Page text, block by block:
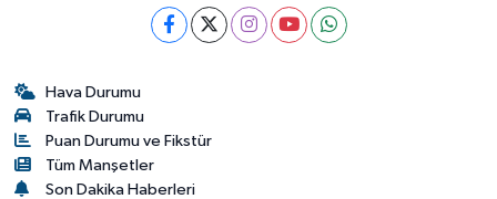
Hava Durumu
Trafik Durumu
Puan Durumu ve Fikstür
Tüm Manşetler
Son Dakika Haberleri